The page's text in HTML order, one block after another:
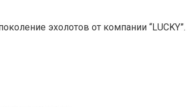
эхолотов от компании “LUCKY”.